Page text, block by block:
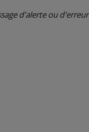
d'alerte ou d'erreur